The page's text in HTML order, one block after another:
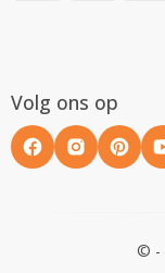
Volg ons op
© -